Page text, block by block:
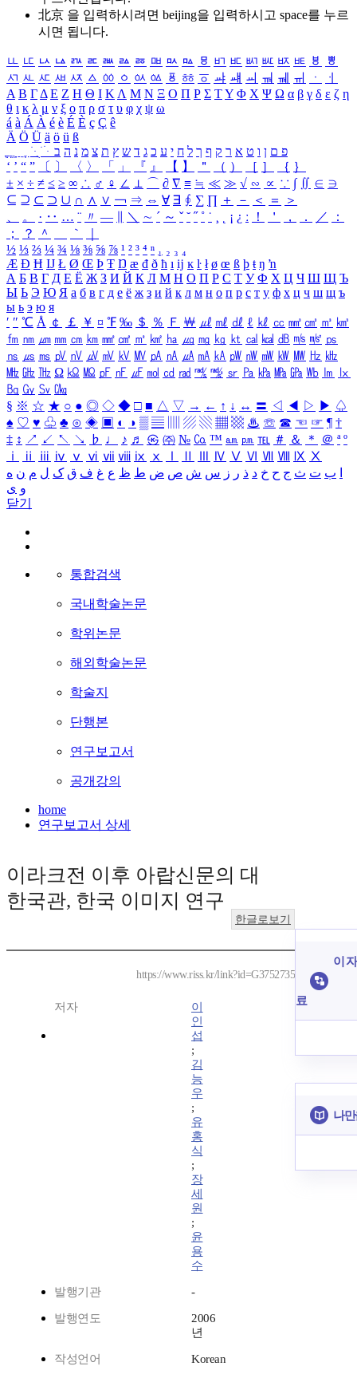
北京 을 입력하시려면 beijing을 입력하시고 space를 누르
시면 됩니다.
ㅥ ㅦ ㅧ ㅨ ㅩ ㅪ ㅫ ㅬ ㅭ ㅮ ㅯ ㅰ ㅱ ㅲ ㅳ ㅴ ㅵ ㅶ ㅷ ㅸ
ㅹ
ㅺ ㅻ ㅼ ㅽ ㅾ ㅿ ㆀ ㆁ ㆂ ㆃ ㆄ ㆅ ㆆ ㆇ ㆈ ㆉ ㆊ ㆋ ㆌ ㆍ
ㆎ
Α Β ΓΔ Ε Ζ Η Θ Ι ΚΛ Μ Ν Ξ Ο Π Ρ Σ ΤΥ Φ Χ Ψ Ω α β γ δ ε ζ η
θ ι κ λ μ ν ξ ο π ρ σ τ υ φ χ ψ ω
á à Á À é è É È ç Ç ê
Ä Ö Ü ä ö ü ß
ִֶֹ ֻּ ׁׂ פ ם ן ו ט א ר ק ף ך ל ח י ע כ ג ד ש ץ ת צ מ נ ה ב
‘ ’ “ ” 〔 〕 〈 〉 「 」 『 』 【 】 ＂ （ ） ［ ］ ｛ ｝
± × ÷ ≠ ≤ ≥ ∞ ∴ ♂ ♀ ∠ ⊥ ⌒ ∂ ∇ ≡ ≒ ≪ ≫ √ ∽ ∝ ∵ ∫ ∬ ∈ ∋
⊆ ⊇ ⊂ ⊃ ∪ ∩ ∧ ∨ ￢ ⇒ ⇔ ∀ ∃ ∮ ∑ ∏ ＋ － ＜ ＝
＞
、
。 · ‥ … ¨ 〃 ― ＼ ∼ ´ ～ ˇ ˘ ˝ ˚ ˙ ¸ ¡ ¿ ː ！ ＇ ， ． ／
：
；
？ ＾ ｀
½ ⅓ ⅔ ¼ ¾ ⅛ ⅜ ⅝ ⅞ ¹ ² ³ ⁴ ⁿ ₁ ₂ ₃ ₄
Æ Ð Ħ Ĳ Ł Ø Œ Þ Ŧ Ŋ æ đ ð ħ ı ĳ ĸ ŀ ł ø œ ß þ ŧ ŋ ŉ
А Б В Г Д Е Ё Ж З И Й К Л М Н О П Р С Т У Ф Х Ц Ч Ш Щ Ъ
Ы Ь Э Ю Я а б в г д е ё ж з и й к л м н о п р с т у ф х ц ч ш щ ъ
ы ь э ю я
′ ″ ℃ Å ￠ ￡ ￥ ¤ ℉ ‰ ＄ ％ Ｆ ￦ ㎕ ㎖ ㎗ ℓ ㎘ ㏄ ㎣ ㎤ ㎥ ㎦
㎙ ㎚ ㎛ ㎜ ㎝ ㎞ ㎟ ㎠ ㎡ ㎢ ㏊ ㎍ ㎎ ㎏ ㏏ ㎈ ㎉ ㏈ ㎧ ㎨ ㎰
㎱ ㎲ ㎳ ㎴ ㎵ ㎶ ㎷ ㎸ ㎹ ㎀ ㎁ ㎂ ㎃ ㎄ ㎺ ㎻ ㎽ ㎾ ㎿ ㎐ ㎑
㎒ ㎓ ㎔ Ω ㏀ ㏁ ㎊ ㎋ ㎌ ㏖ ㏅ ㎭ ㎮ ㎯ ㏛ ㎩ ㎪ ㎫ ㎬ ㏝ ㏐
㏓
㏃ ㏉ ㏜ ㏆
§ ※ ☆ ★ ○ ● ◎ ◇ ◆ □ ■ △ ▽ → ← ↑ ↓ ↔ 〓 ◁ ◀ ▷ ▶ ♤
♠ ♡ ♥ ♧ ♣ ⊙ ◈ ▣ ◐ ◑ ▒ ▤ ▨ ▧ ▦ ▩ ♨ ☏ ☎ ☜ ☞ ¶ †
‡ ↕ ↗ ↙ ↖ ↘ ♭ ♩ ♪ ♬ ㉿ ㈜ № ㏇ ™ ㏂ ㏘ ℡ ＃ ＆ ＊ ＠ ª º
ⅰ
ⅱ ⅲ ⅳ ⅴ ⅵ ⅶ ⅷ ⅸ ⅹ Ⅳ Ⅴ Ⅵ Ⅶ Ⅷ Ⅸ Ⅹ
ب ت ث ج ح خ د ذ ر ز س ش ص ض ط ظ ع غ ف ق ک ل م ن ه
و ی
닫기
통합검색
국내학술논문
학위논문
해외학술논문
학술지
단행본
연구보고서
공개강의
home
연구보고서 상세
이라크전 이후 아랍신문의 대
한국관, 한국 이미지 연구
한글로보기
https://www.riss.kr/link?id=G3752735
저자
이
인
섭
;
김
능
우
;
유
홍
식
;
장
세
원
;
윤
용
수
발행기관 -
발행연도
2006
년
작성언어 Korean
이
료
나